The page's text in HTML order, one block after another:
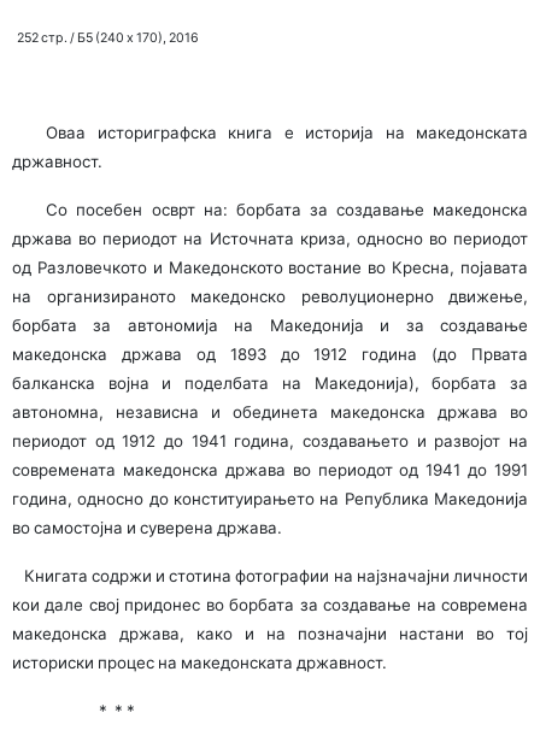
252 стр. / Б5 (240 х 170), 2016
Оваа историграфска книга е историја на македонската
државност.
Со посебен осврт на: борбата за создавање македонска
држава во периодот на Источната криза, односно во периодот
од Разловечкото и Македонското востание во Кресна, појавата
на организираното македонско револуционерно движење,
борбата за автономија на Македонија и за создавање
македонска држава од 1893 до 1912 година (до Првата
балканска војна и поделбата на Македонија), борбата за
автономна, независна и обединета македонска држава во
периодот од 1912 до 1941 година, создавањето и развојот на
современата македонска држава во периодот од 1941 до 1991
година, односно до конституирањето на Република Македонија
во самостојна и суверена држава.
Книгата содржи и стотина фотографии на најзначајни личности
кои дале свој придонес во борбата за создавање на современа
македонска држава, како и на позначајни настани во тој
историски процес на македонската државност.
* * *